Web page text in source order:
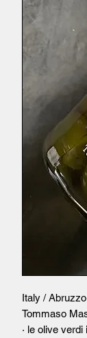
Italy / Abruzzo
Tommaso
· le olive